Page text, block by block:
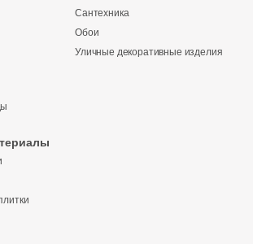
Сантехника
Обои
Уличные декоративные изделия